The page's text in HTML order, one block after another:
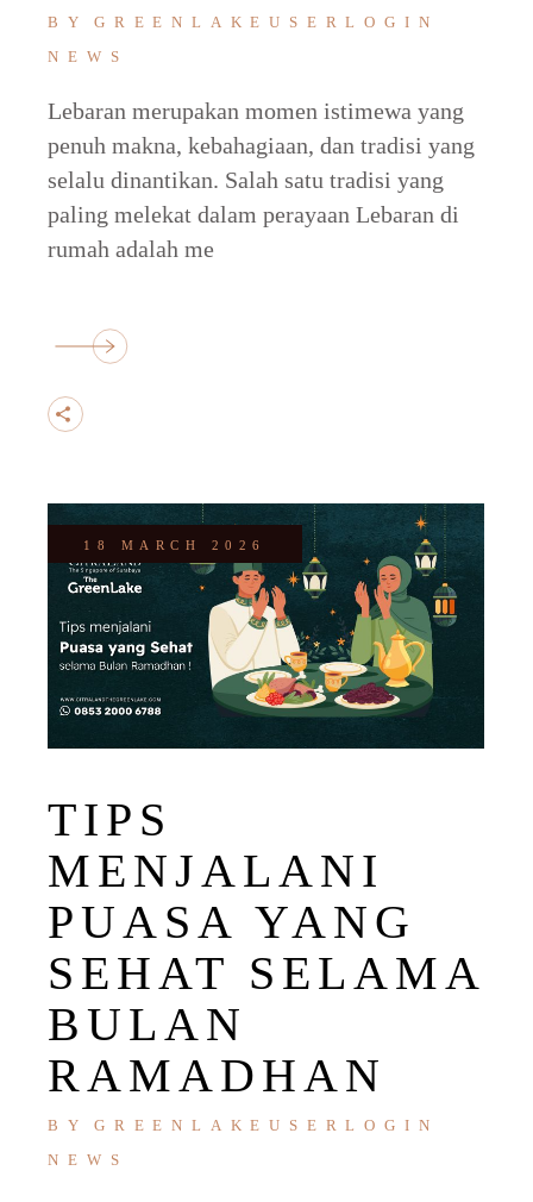
BY
GREENLAKEUSERLOGIN
NEWS
Lebaran merupakan momen istimewa yang
penuh makna, kebahagiaan, dan tradisi yang
selalu dinantikan. Salah satu tradisi yang
paling melekat dalam perayaan Lebaran di
rumah adalah me
18 MARCH 2026
TIPS
MENJALANI
PUASA YANG
SEHAT SELAMA
BULAN
RAMADHAN
BY
GREENLAKEUSERLOGIN
NEWS